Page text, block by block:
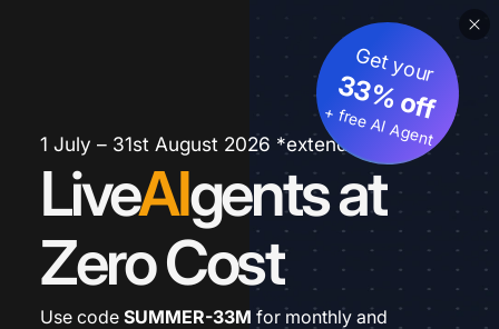
1 July – 31st August 2026 *extended
LiveAIgents at
Zero Cost
Get your
33% off
+ free AI Agent
Use code SUMMER-33M for monthly and